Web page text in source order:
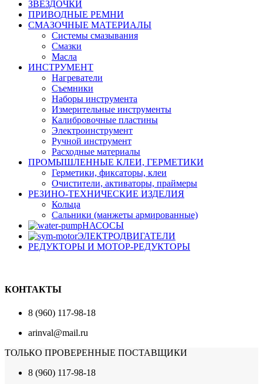
ЗВЕЗДОЧКИ
ПРИВОДНЫЕ РЕМНИ
СМАЗОЧНЫЕ МАТЕРИАЛЫ
Системы смазывания
Смазки
Масла
ИНСТРУМЕНТ
Нагреватели
Съемники
Наборы инструмента
Измерительные инструменты
Калибровочные пластины
Электроинструмент
Ручной инструмент
Расходные материалы
ПРОМЫШЛЕННЫЕ КЛЕИ, ГЕРМЕТИКИ
Герметики, фиксаторы, клеи
Очистители, активаторы, праймеры
РЕЗИНО-ТЕХНИЧЕСКИЕ ИЗДЕЛИЯ
Кольца
Сальники (манжеты армированные)
НАСОСЫ
ЭЛЕКТРОДВИГАТЕЛИ
РЕДУКТОРЫ И МОТОР-РЕДУКТОРЫ
КОНТАКТЫ
8 (960) 117-98-18
arinval@mail.ru
ТОЛЬКО ПРОВЕРЕННЫЕ ПОСТАВЩИКИ
8 (960) 117-98-18